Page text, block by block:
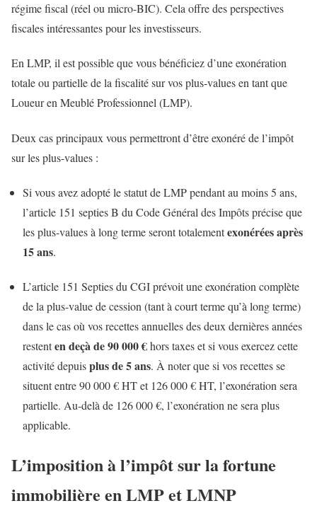
régime fiscal (réel ou micro-BIC). Cela offre des perspectives
fiscales intéressantes pour les investisseurs.
En LMP, il est possible que vous bénéficiez d’une exonération
totale ou partielle de la fiscalité sur vos plus-values en tant que
Loueur en Meublé Professionnel (LMP).
Deux cas principaux vous permettront d’être exonéré de l’impôt
sur les plus-values :
Si vous avez adopté le statut de LMP pendant au moins 5 ans,
l’article 151 septies B du Code Général des Impôts précise que
les plus-values à long terme seront totalementexonérées après
15 ans.
L’article 151 Septies du CGI prévoit une exonération complète
de la plus-value de cession (tant à court terme qu’à long terme)
dans le cas où vos recettes annuelles des deux dernières années
restenten deçà de 90 000 €hors taxes et si vous exercez cette
activité depuisplus de 5 ans. À noter que si vos recettes se
situent entre 90 000 € HT et 126 000 € HT, l’exonération sera
partielle. Au-delà de 126 000 €, l’exonération ne sera plus
applicable.
L’imposition à l’impôt sur la fortune
immobilière en LMP et LMNP